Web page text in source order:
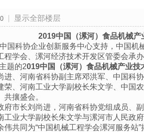
显示全部楼层
2019中国（漯河）食品机械产
国科协企业创新服务中心支持，中国
程学会、漯河经济技术开发区管委会承
题的2019中国（漯河）食品机械产业技
进、河南省科协副主席邓洪军、中国科
荣、河南工业大学副校长朱文学、中国
攘盛会。
府市长刘尚进，河南省科协党组成员、
工业大学副校长朱文学与漯河市人民政
伟共同为“中国机械工程学会漯河服务站